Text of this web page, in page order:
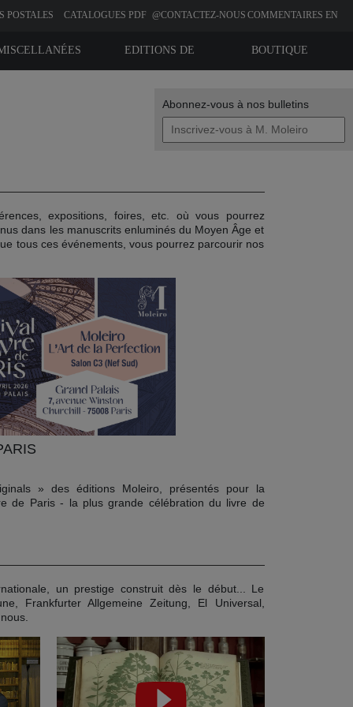
Abonnez-vous à nos bulletins
POSTALES CATALOGUES PDF @CONTACTEZ-NOUS COMMENTAIRES EN
BOUTIQUE
EDITIONS DE
expositions, foires, etc. où vous pourrez
dans les manuscrits enluminés du Moyen Âge et
tous ces événements, vous pourrez parcourir nos
» des éditions Moleiro, présentés pour la
de Paris - la plus grande célébration du livre de
un prestige construit dès le début... Le
Frankfurter Allgemeine Zeitung, El Universal,